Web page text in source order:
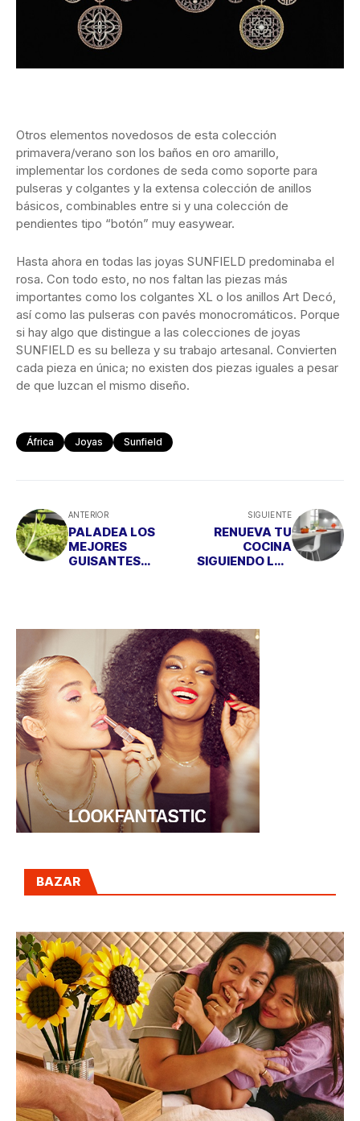
Otros elementos novedosos de esta colección
primavera/verano son los baños en oro amarillo,
implementar los cordones de seda como soporte para
pulseras y colgantes y la extensa colección de anillos
básicos, combinables entre si y una colección de
pendientes tipo “botón” muy easywear.
Hasta ahora en todas las joyas SUNFIELD predominaba el
rosa. Con todo esto, no nos faltan las piezas más
importantes como los colgantes XL o los anillos Art Decó,
así como las pulseras con pavés monocromáticos. Porque
si hay algo que distingue a las colecciones de joyas
SUNFIELD es su belleza y su trabajo artesanal. Convierten
cada pieza en única; no existen dos piezas iguales a pesar
de que luzcan el mismo diseño.
África Joyas Sunfield
ANTERIOR
PALADEA LOS
MEJORES
GUISANTES
SIGUIENTE
RENUEVA TU
COCINA
SIGUIENDO LAS
BAZAR